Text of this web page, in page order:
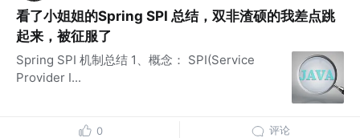
看了小姐姐的Spring SPI 总结，双非渣硕的我差点跳
起来，被征服了
Spring SPI 机制总结 1、概念： SPI(Service
Provider I...
0 评论